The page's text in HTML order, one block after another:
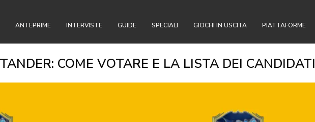
ANTEPRIME INTERVISTE GUIDE SPECIALI GIOCHI IN USCITA PIATTAFORME
COME VOTARE E LA LISTA DEI CANDIDATI